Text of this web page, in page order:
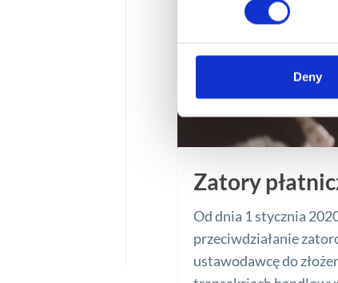
Deny
Zatory
Od dnia 1 stycznia
przeciwdziałanie
ustawodawcę do